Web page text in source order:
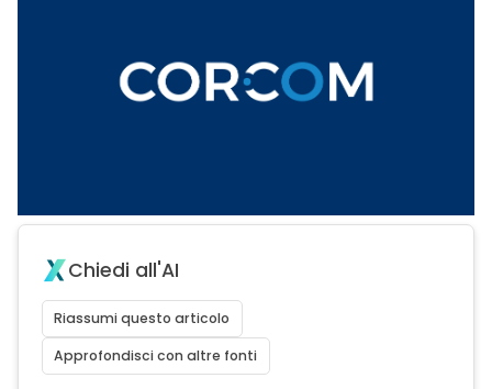
Chiedi all'AI
Riassumi questo articolo
Approfondisci con altre fonti